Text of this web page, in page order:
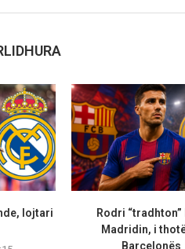
lojtari
Rodri “tradhton”
Madridin, i
Barcelonës